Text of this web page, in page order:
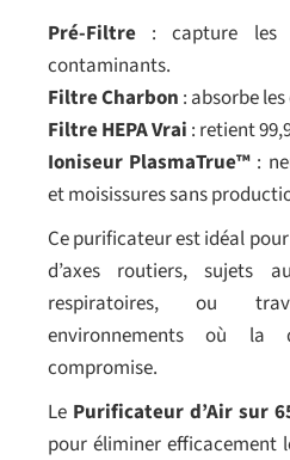
Pré-Filtre : capture les
contaminants.
Filtre Charbon : absorbe
Filtre HEPA Vrai : retient
Ioniseur PlasmaTrue™ :
et moisissures sans
Ce purificateur est idéal
d’axes routiers, sujets
respiratoires, ou
environnements où
compromise.
Le Purificateur d’Air sur
pour éliminer efficacement